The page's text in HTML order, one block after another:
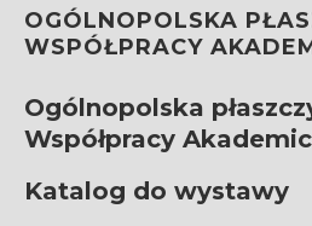
OGÓLNOPOLSKA
WSPÓŁPRACY
Ogólnopolska
Współpracy
Katalog do wystawy